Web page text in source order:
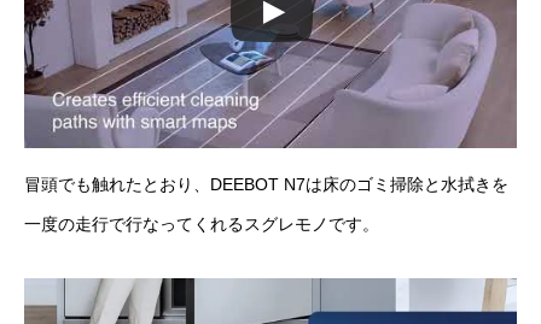
冒頭でも触れたとおり、DEEBOT N7は床のゴミ掃除と水拭きを
一度の走行で行なってくれるスグレモノです。